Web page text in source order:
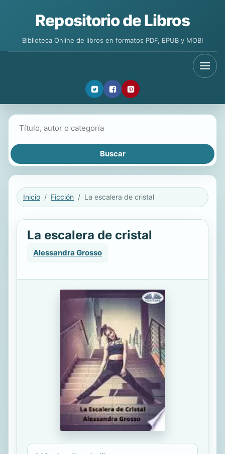
Repositorio de Libros
Biblioteca Online de libros en formatos PDF, EPUB y MOBI
Inicio Ficción La escalera de cristal
La escalera de cristal
Alessandra Grosso